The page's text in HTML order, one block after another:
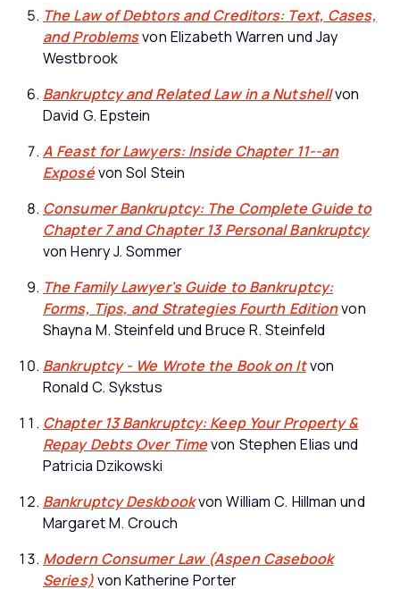
The Law of Debtors and Creditors: Text, Cases,
and Problemsvon Elizabeth Warren und Jay
Westbrook
Bankruptcy and Related Law in a Nutshellvon
David G. Epstein
A Feast for Lawyers: Inside Chapter 11--an
Exposévon Sol Stein
Consumer Bankruptcy: The Complete Guide to
Chapter 7 and Chapter 13 Personal Bankruptcy
von Henry J. Sommer
The Family Lawyer's Guide to Bankruptcy:
Forms, Tips, and Strategies Fourth Editionvon
Shayna M. Steinfeld und Bruce R. Steinfeld
Bankruptcy - We Wrote the Book on Itvon
Ronald C. Sykstus
Chapter 13 Bankruptcy: Keep Your Property &
Repay Debts Over Timevon Stephen Elias und
Patricia Dzikowski
Bankruptcy Deskbookvon William C. Hillman und
Margaret M. Crouch
Modern Consumer Law (Aspen Casebook
Series)von Katherine Porter